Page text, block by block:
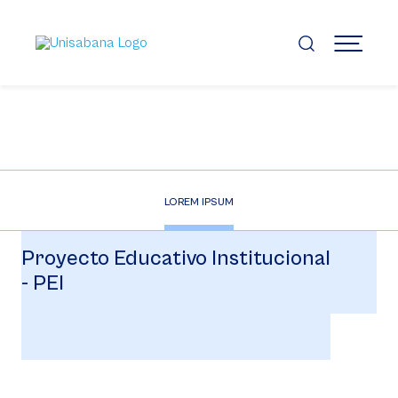
contenido
principal
MENÚ
LOREM IPSUM
Proyecto Educativo Institucional
- PEI